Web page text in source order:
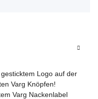
Logo auf der
Varg Knöpfen!
Varg Nackenlabel